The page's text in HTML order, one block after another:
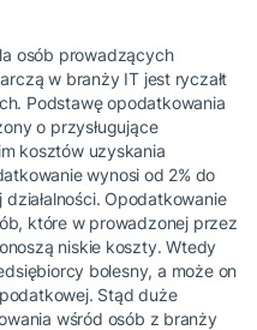
osób prowadzących
w branży IT jest ryczałt
Podstawę opodatkowania
o przysługujące
kosztów uzyskania
wynosi od 2% do
Opodatkowanie
które w prowadzonej przez
niskie koszty. Wtedy
bolesny, a może on
Stąd duże
wśród osób z branży